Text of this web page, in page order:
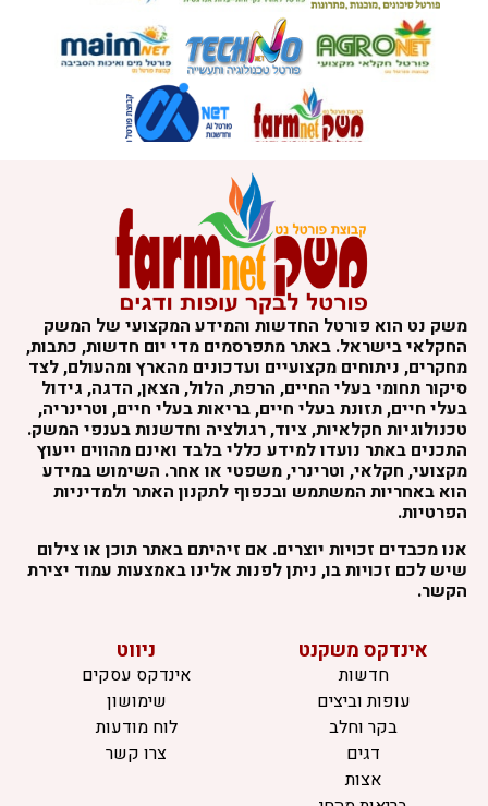
משק נט הוא פורטל החדשות והמידע המקצועי של המשק
החקלאי בישראל. באתר מתפרסמים מדי יום חדשות, כתבות,
מחקרים, ניתוחים מקצועיים ועדכונים מהארץ ומהעולם, לצד
סיקור תחומי בעלי החיים, הרפת, הלול, הצאן, הדגה, גידול
בעלי חיים, תזונת בעלי חיים, בריאות בעלי חיים, וטרינריה,
טכנולוגיות חקלאיות, ציוד, רגולציה וחדשנות בענפי המשק.
התכנים באתר נועדו למידע כללי בלבד ואינם מהווים ייעוץ
מקצועי, חקלאי, וטרינרי, משפטי או אחר. השימוש במידע
הוא באחריות המשתמש ובכפוף לתקנון האתר ולמדיניות
הפרטיות.
אנו מכבדים זכויות יוצרים. אם זיהיתם באתר תוכן או צילום
שיש לכם זכויות בו, ניתן לפנות אלינו באמצעות עמוד יצירת
הקשר.
אינדקס משקנט
חדשות
עופות וביצים
בקר וחלב
דגים
אצות
ניווט
אינדקס עסקים
שימושון
לוח מודעות
צרו קשר